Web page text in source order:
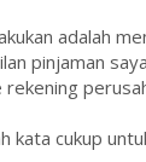
adalah
pinjaman
rekening
kata cukup